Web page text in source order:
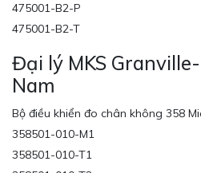
475001-B2-P
475001-B2-T
Đại lý MKS
Nam
Bộ điều khiển đo chân không 358
358501-010-M1
358501-010-T1